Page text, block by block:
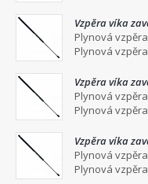
Vzpěra víka
Plynová
Plynová
Vzpěra víka
Plynová
Plynová
Vzpěra víka
Plynová
Plynová